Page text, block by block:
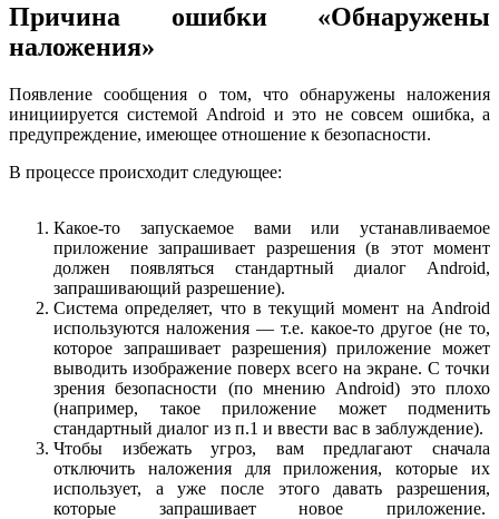
Причина ошибки «Обнаружены
наложения»
Появление сообщения о том, что обнаружены наложения
инициируется системой Android и это не совсем ошибка, а
предупреждение, имеющее отношение к безопасности.
В процессе происходит следующее:
Какое-то запускаемое вами или устанавливаемое
приложение запрашивает разрешения (в этот момент
должен появляться стандартный диалог Android,
запрашивающий разрешение).
Система определяет, что в текущий момент на Android
используются наложения — т.е. какое-то другое (не то,
которое запрашивает разрешения) приложение может
выводить изображение поверх всего на экране. С точки
зрения безопасности (по мнению Android) это плохо
(например, такое приложение может подменить
стандартный диалог из п.1 и ввести вас в заблуждение).
Чтобы избежать угроз, вам предлагают сначала
отключить наложения для приложения, которые их
использует, а уже после этого давать разрешения,
которые запрашивает новое приложение.